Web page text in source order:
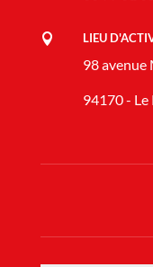
 LIEU
98 avenue
94170 -